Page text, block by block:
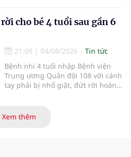
cường truyền thông, hoàn thiện
quy trình chuyên môn và hệ thống
hiến và ghép mô tạng.
cho bé 4 tuổi sau gần 6
21:09 | 04/08/2026
Tin tức
Bệnh nhi 4 tuổi nhập Bệnh viện
Trung ương Quân đội 108 với cánh
tay phải bị nhổ giật, đứt rời hoàn
thương nặng và thời gian thiếu
Xem thêm